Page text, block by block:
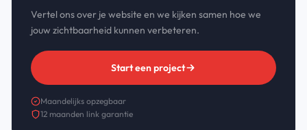
Vertel ons over je website en we kijken samen hoe we
jouw zichtbaarheid kunnen verbeteren.
Start een project
Maandelijks opzegbaar
12 maanden link garantie